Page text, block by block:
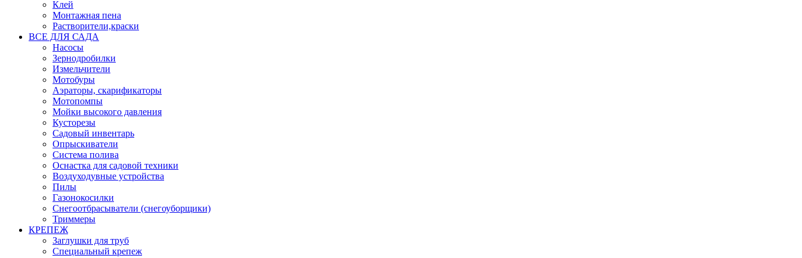
Клей
Монтажная пена
Растворители,краски
ВСЕ ДЛЯ САДА
Насосы
Зернодробилки
Измельчители
Мотобуры
Аэраторы, скарификаторы
Мотопомпы
Мойки высокого давления
Кусторезы
Садовый инвентарь
Опрыскиватели
Система полива
Оснастка для садовой техники
Воздуходувные устройства
Пилы
Газонокосилки
Снегоотбрасыватели (снегоуборщики)
Триммеры
КРЕПЕЖ
Заглушки для труб
Специальный крепеж